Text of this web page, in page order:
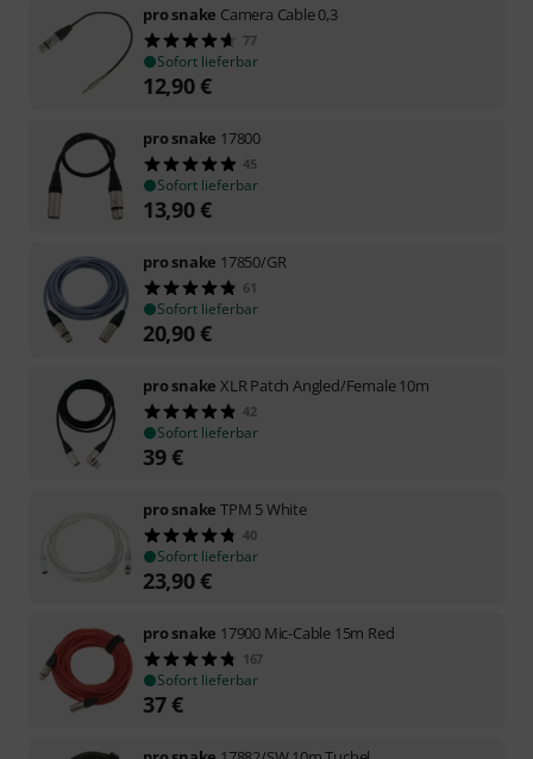
pro snake Camera Cable 0,3
77
Sofort lieferbar
12,90€
pro snake 17800
45
Sofort lieferbar
13,90€
pro snake 17850/GR
61
Sofort lieferbar
20,90€
pro snake XLR Patch Angled/Female 10m
42
Sofort lieferbar
39€
pro snake TPM 5 White
40
Sofort lieferbar
23,90€
pro snake 17900 Mic-Cable 15m Red
167
Sofort lieferbar
37€